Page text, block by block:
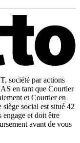
société par actions
en tant que Courtier
et Courtier en
social est situé 42
et doit être
avant de vous